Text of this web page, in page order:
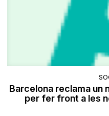
Barcelona reclama un
per fer front a les